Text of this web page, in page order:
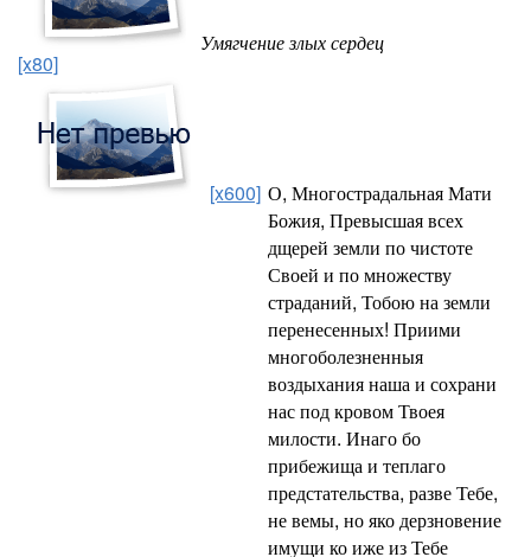
[x80]
Умягчение злых сердец
[x600] О, Многострадальная Мати
Божия, Превысшая всех
дщерей земли по чистоте
Своей и по множеству
страданий, Тобою на земли
перенесенных! Приими
многоболезненныя
воздыхания наша и сохрани
нас под кровом Твоея
милости. Инаго бо
прибежища и теплаго
предстательства, разве Тебе,
не вемы, но яко дерзновение
имущи ко иже из Тебе